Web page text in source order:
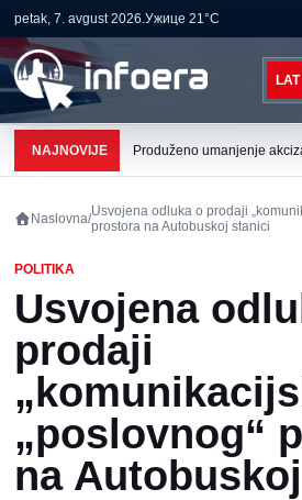
petak, 7. avgust 2026.Ужице 21°C
LAT
NAJNOVIJE Produženo umanjenje
Naslovna/Usvojena odluka o prodaji
prostora na Autobuskoj stanici
POLITIKA
Usvojena
prodaji
„poslovnog“
na